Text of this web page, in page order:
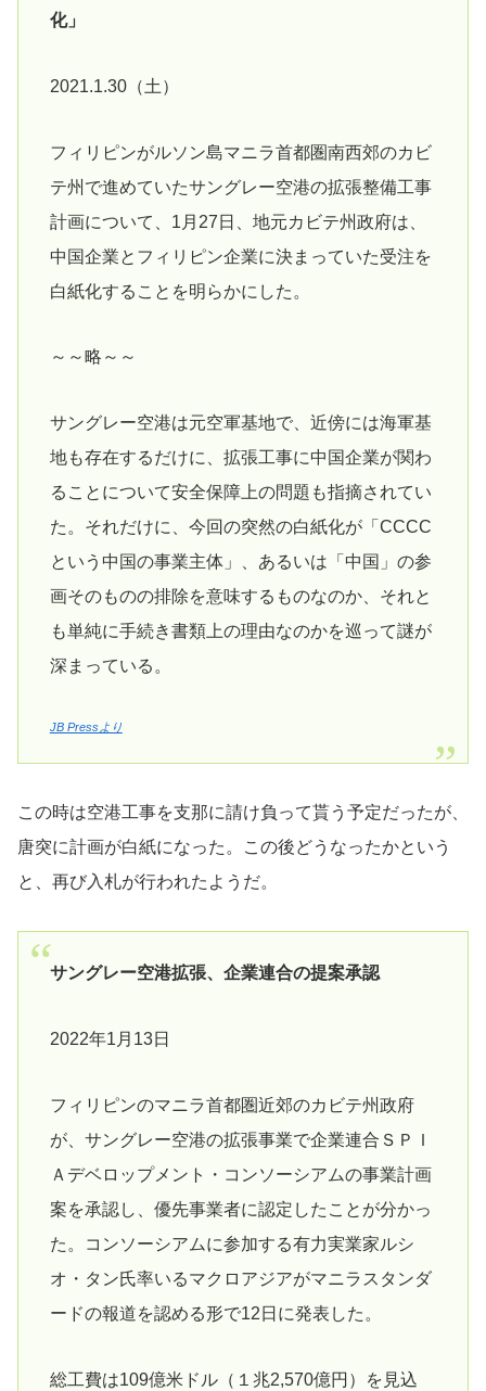
化」
2021.1.30（土）
フィリピンがルソン島マニラ首都圏南西郊のカビ
テ州で進めていたサングレー空港の拡張整備工事
計画について、1月27日、地元カビテ州政府は、
中国企業とフィリピン企業に決まっていた受注を
白紙化することを明らかにした。
～～略～～
サングレー空港は元空軍基地で、近傍には海軍基
地も存在するだけに、拡張工事に中国企業が関わ
ることについて安全保障上の問題も指摘されてい
た。それだけに、今回の突然の白紙化が「CCCC
という中国の事業主体」、あるいは「中国」の参
画そのものの排除を意味するものなのか、それと
も単純に手続き書類上の理由なのかを巡って謎が
深まっている。
JB Pressより
この時は空港工事を支那に請け負って貰う予定だったが、
唐突に計画が白紙になった。この後どうなったかという
と、再び入札が行われたようだ。
サングレー空港拡張、企業連合の提案承認
2022年1月13日
フィリピンのマニラ首都圏近郊のカビテ州政府
が、サングレー空港の拡張事業で企業連合ＳＰＩ
Ａデベロップメント・コンソーシアムの事業計画
案を承認し、優先事業者に認定したことが分かっ
た。コンソーシアムに参加する有力実業家ルシ
オ・タン氏率いるマクロアジアがマニラスタンダ
ードの報道を認める形で12日に発表した。
総工費は109億米ドル（１兆2,570億円）を見込